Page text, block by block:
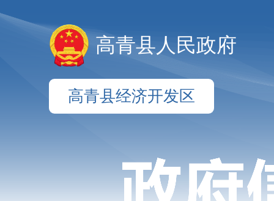
高青县人民政府
高青县经济开发区